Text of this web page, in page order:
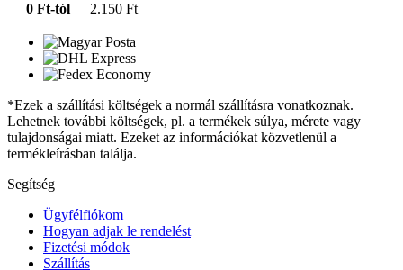
0 Ft-tól
2.150 Ft
*Ezek a szállítási költségek a normál szállításra vonatkoznak.
Lehetnek további költségek, pl. a termékek súlya, mérete vagy
tulajdonságai miatt. Ezeket az információkat közvetlenül a
termékleírásban találja.
Segítség
Ügyfélfiókom
Hogyan adjak le rendelést
Fizetési módok
Szállítás